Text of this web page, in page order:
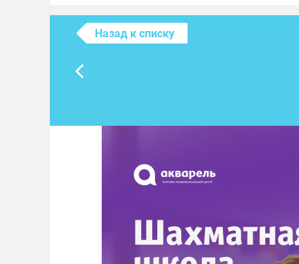
Назад к списку